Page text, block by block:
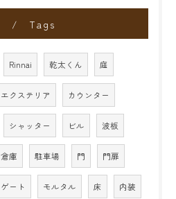
Tags
Rinnai 乾太くん 庭
エクステリア カウンター
シャッター ビル 波板
倉庫 駐車場 門 門扉
ゲート モルタル 床 内装